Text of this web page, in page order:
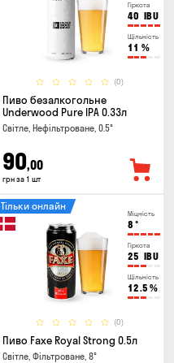
Гіркота
40 IBU
Щільність
11 %
(0)
Пиво безалкогольне
Underwood Pure IPA 0.33л
Світле, Нефільтроване, 0.5°
90,00
грн за 1 шт
Міцність
8 °
Гіркота
25 IBU
Щільність
12.5 %
(0)
Тільки онлайн
Пиво Faxe Royal Strong 0.5л
Світле, Фільтроване, 8°